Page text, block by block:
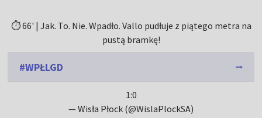
⏱ 66' | Jak. To. Nie. Wpadło. Vallo pudłuje z piątego metra na
pustą bramkę!
#WPŁLGD
1:0
— Wisła Płock (@WislaPlockSA)